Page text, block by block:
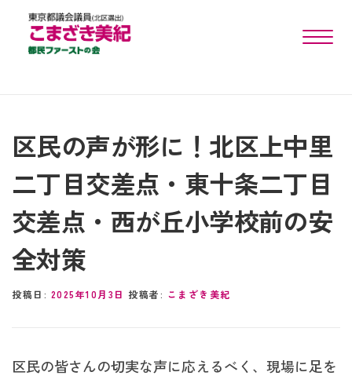
toggle
区民の声が形に！北区上中里
二丁目交差点・東十条二丁目
交差点・西が丘小学校前の安
全対策
投稿日: 2025年10月3日 投稿者: こまざき美紀
区民の皆さんの切実な声に応えるべく、現場に足を